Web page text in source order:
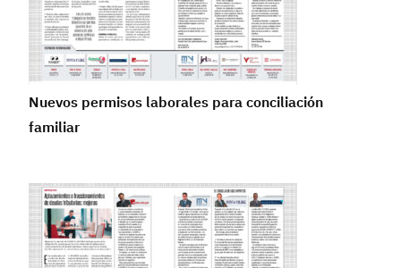
Nuevos permisos laborales para conciliación
familiar